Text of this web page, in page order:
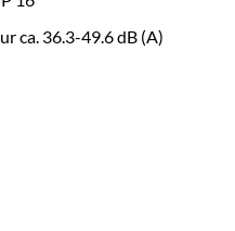
ca. 36.3-49.6 dB (A)